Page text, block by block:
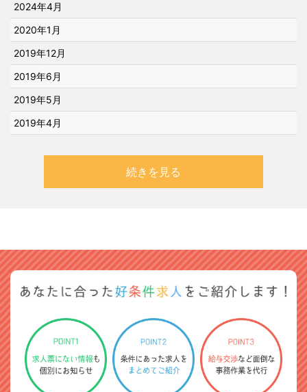
2024年4月
2020年1月
2019年12月
2019年6月
2019年5月
2019年4月
続きを見る